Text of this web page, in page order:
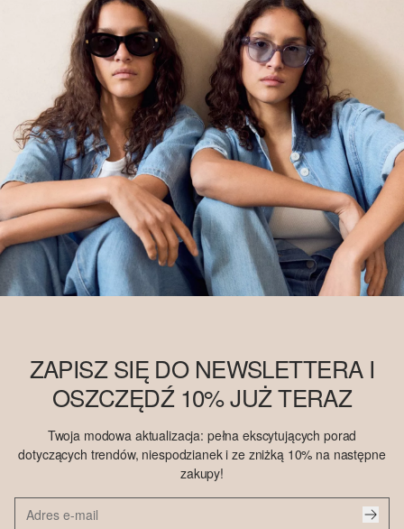
ZAPISZ SIĘ DO NEWSLETTERA I
OSZCZĘDŹ 10% JUŻ TERAZ
Twoja modowa aktualizacja: pełna ekscytujących porad
dotyczących trendów, niespodzianek i ze zniżką 10% na następne
zakupy!